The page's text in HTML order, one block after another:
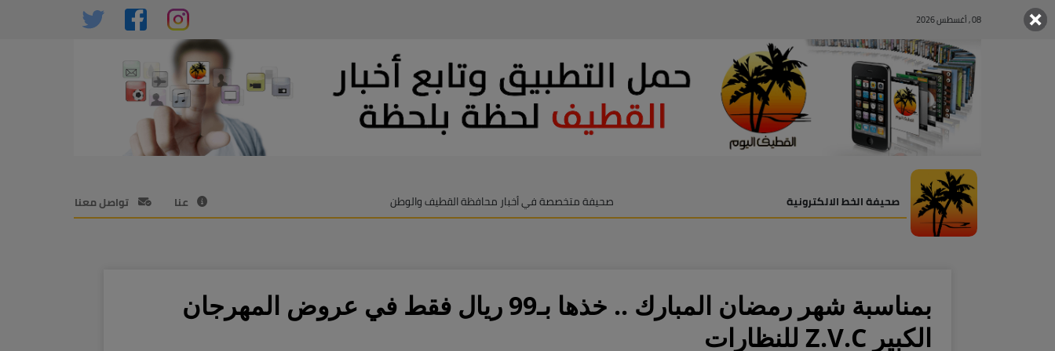
08 , أغسطس 2026
صحيفة الخط الالكترونية صحيفة متخصصة في أخبار محافظة القطيف والوطن عنا تواصل معنا
بمناسبة شهر رمضان المبارك .. خذها بـ99 ريال فقط في عروض المهرجان
الكبير Z.V.C للنظارات